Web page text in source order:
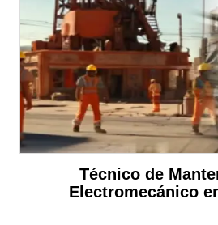
Técnico de
Electromecánico